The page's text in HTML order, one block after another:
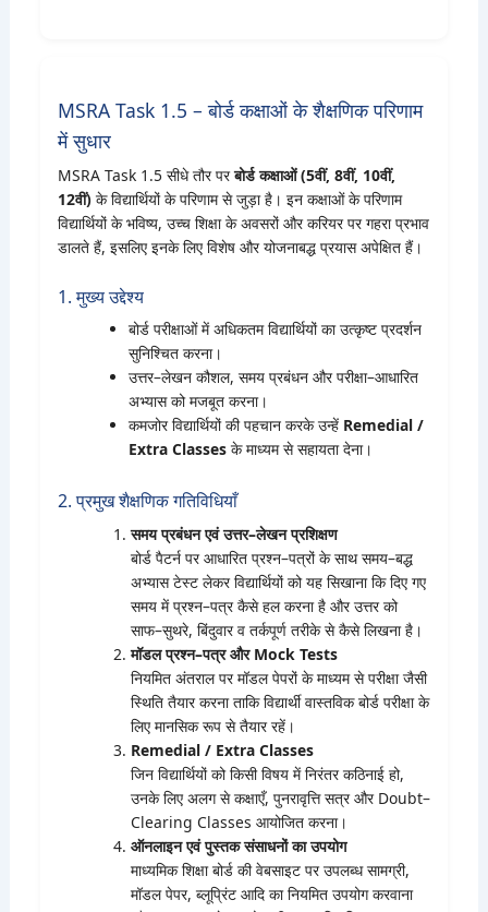
MSRA Task 1.5 – बोर्ड कक्षाओं के शैक्षणिक परिणाम
में सुधार
MSRA Task 1.5 सीधे तौर परबोर्ड कक्षाओं (5वीं, 8वीं, 10वीं,
12वीं)के विद्यार्थियों के परिणाम से जुड़ा है। इन कक्षाओं के परिणाम
विद्यार्थियों के भविष्य, उच्च शिक्षा के अवसरों और करियर पर गहरा प्रभाव
डालते हैं, इसलिए इनके लिए विशेष और योजनाबद्ध प्रयास अपेक्षित हैं।
1. मुख्य उद्देश्य
बोर्ड परीक्षाओं में अधिकतम विद्यार्थियों का उत्कृष्ट प्रदर्शन
सुनिश्चित करना।
उत्तर–लेखन कौशल, समय प्रबंधन और परीक्षा–आधारित
अभ्यास को मजबूत करना।
कमजोर विद्यार्थियों की पहचान करके उन्हें Remedial /
Extra Classes के माध्यम से सहायता देना।
2. प्रमुख शैक्षणिक गतिविधियाँ
समय प्रबंधन एवं उत्तर–लेखन प्रशिक्षण
बोर्ड पैटर्न पर आधारित प्रश्न–पत्रों के साथ समय–बद्ध
अभ्यास टेस्ट लेकर विद्यार्थियों को यह सिखाना कि दिए गए
समय में प्रश्न–पत्र कैसे हल करना है और उत्तर को
साफ–सुथरे, बिंदुवार व तर्कपूर्ण तरीके से कैसे लिखना है।
मॉडल प्रश्न–पत्र और Mock Tests
नियमित अंतराल पर मॉडल पेपरों के माध्यम से परीक्षा जैसी
स्थिति तैयार करना ताकि विद्यार्थी वास्तविक बोर्ड परीक्षा के
लिए मानसिक रूप से तैयार रहें।
Remedial / Extra Classes
जिन विद्यार्थियों को किसी विषय में निरंतर कठिनाई हो,
उनके लिए अलग से कक्षाएँ, पुनरावृत्ति सत्र और Doubt–
Clearing Classes आयोजित करना।
ऑनलाइन एवं पुस्तक संसाधनों का उपयोग
माध्यमिक शिक्षा बोर्ड की वेबसाइट पर उपलब्ध सामग्री,
मॉडल पेपर, ब्लूप्रिंट आदि का नियमित उपयोग करवाना